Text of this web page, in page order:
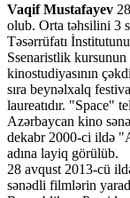
Vaqif Mustafayev
olub. Orta təhsilini 3
Təsərrüfatı
Ssenaristlik
kinostudiyasının
sıra beynəlxalq
laureatıdır. "Space"
Azərbaycan kino
dekabr 2000-ci ildə
adına layiq görülüb.
28 avqust 2013-cü
sənədli filmlərin